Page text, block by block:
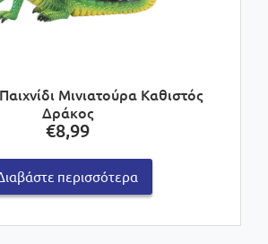
Μινιατούρα Καθιστός
Δράκος
€8,99
περισσότερα